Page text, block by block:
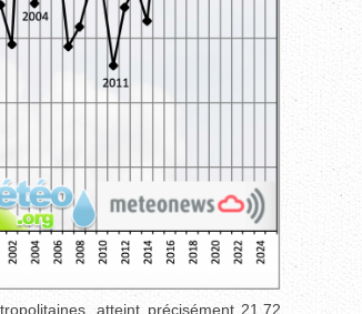
atteint précisément 21,72